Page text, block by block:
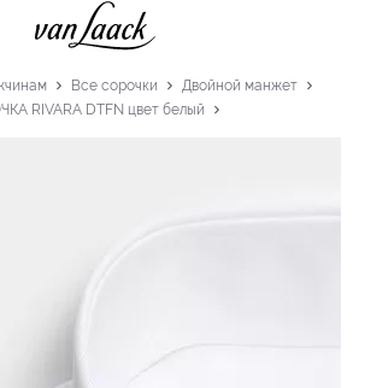
Все сорочки
Двойной манжет
RIVARA DTFN цвет белый